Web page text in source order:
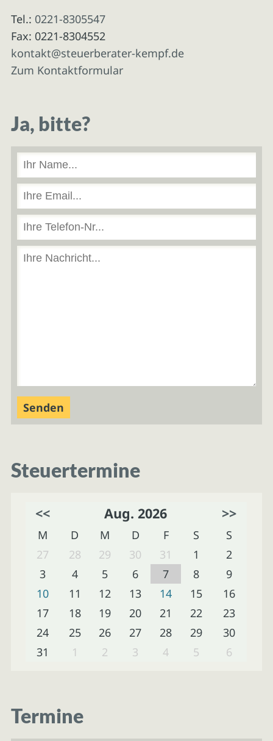
Tel.: 0221-8305547
Fax: 0221-8304552
kontakt@steuerberater-kempf.de
Zum Kontaktformular
Ja, bitte?
Steuertermine
<< Aug. 2026 >>
M D M D F S
S
27
28 29 30 31 1
2
3
4 5 6 7 8
9
10
11 12 13 14 15
16
17
18 19 20 21 22
23
24
25 26 27 28 29
30
31
1 2 3 4 5 6
Termine